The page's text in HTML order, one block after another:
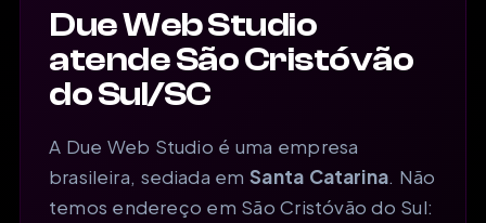
Due Web Studio
atende São Cristóvão
do Sul/SC
A Due Web Studio é uma empresa
brasileira, sediada emSanta Catarina. Não
temos endereço em São Cristóvão do Sul: